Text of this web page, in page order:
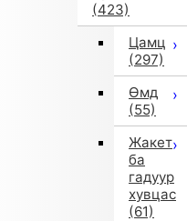
(423)
Цамц
(297)
Өмд
(55)
Жакет
ба
гадуур
хувцас
(61)